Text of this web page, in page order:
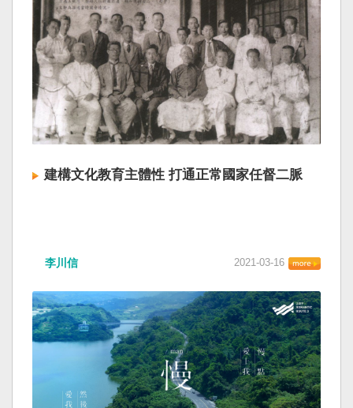
建構文化教育主體性 打通正常國家任督二脈
李川信 2021-03-16